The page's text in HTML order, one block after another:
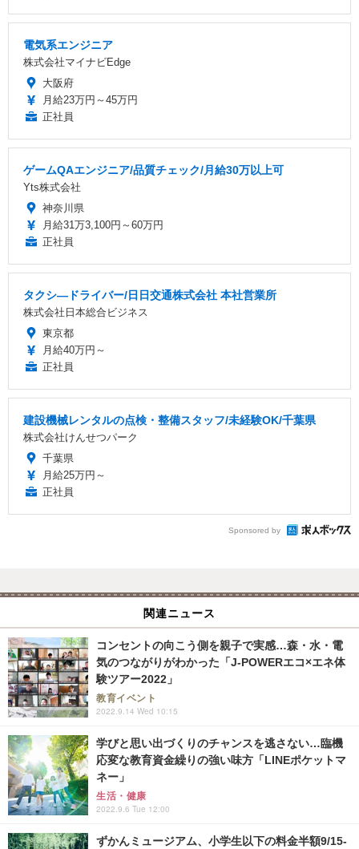
電気系エンジニア
株式会社マイナビEdge
大阪府
月給23万円～45万円
正社員
ゲームQAエンジニア/品質チェック/月給30万以上可
Yts株式会社
神奈川県
月給31万3,100円～60万円
正社員
タクシ―ドライバー/日日交通株式会社 本社営業所
株式会社日本総合ビジネス
東京都
月給40万円～
正社員
建設機械レンタルの点検・整備スタッフ/未経験OK/千葉県
株式会社けんせつパーク
千葉県
月給25万円～
正社員
Sponsored by
関連ニュース
コンセントの向こう側を親子で実感…森・水・電
気のつながりがわかった「J-POWERエコ×エネ体
験ツアー2022」
教育イベント
2022.9.14 Wed 10:15
学びと思い出づくりのチャンスを逃さない…臨機
応変な教育資金繰りの強い味方「LINEポケットマ
ネー」
生活・健康
2022.9.6 Tue 12:00
ずかんミュージアム、小学生以下の料金半額9/15-